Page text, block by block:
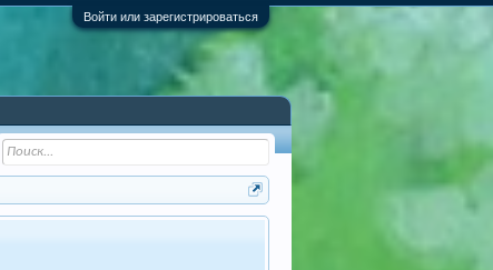
Войти или зарегистрироваться